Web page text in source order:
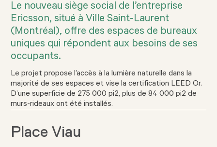
Le nouveau siège social de l’entreprise
Ericsson, situé à Ville Saint-Laurent
(Montréal), offre des espaces de bureaux
uniques qui répondent aux besoins de ses
occupants.
Le projet propose l’accès à la lumière naturelle dans la
majorité de ses espaces et vise la certification LEED Or.
D’une superficie de 275 000 pi2, plus de 84 000 pi2 de
murs-rideaux ont été installés.
Place Viau